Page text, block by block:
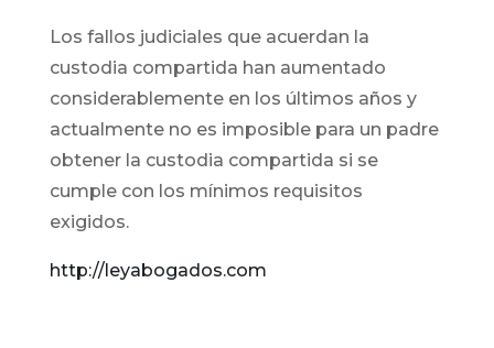
Los fallos judiciales que acuerdan la
custodia compartida han aumentado
considerablemente en los últimos años y
actualmente no es imposible para un padre
obtener la custodia compartida si se
cumple con los mínimos requisitos
exigidos.
http://leyabogados.com